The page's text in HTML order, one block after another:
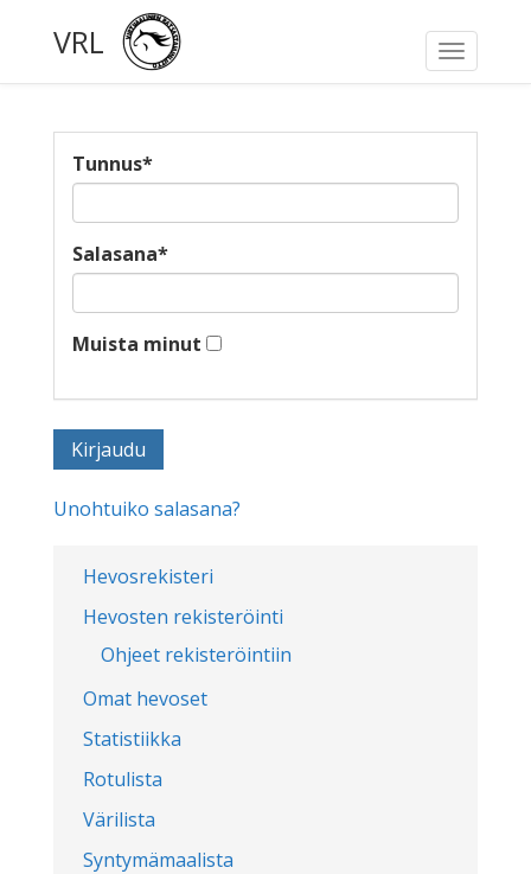
Toggle
VRL
Hevosrekisteri
Hevosten rekisteröinti
Ohjeet rekisteröintiin
Omat hevoset
Statistiikka
Rotulista
Värilista
Syntymämaalista
Tunnus*
Salasana*
Muista minut
Unohtuiko salasana?